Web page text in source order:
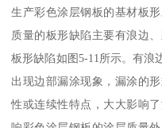
生产彩色涂层钢板的基材板
质量的板形缺陷主要有浪边
板形缺陷如图5-11所示。有浪
出现边部漏涂现象，漏涂的
性或连续性特点，大大影响